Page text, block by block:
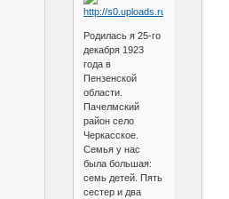
Родилась я 25-го
декабря 1923
года в
Пензенской
области.
Пачелмский
район село
Черкасское.
Семья у нас
была большая:
семь детей. Пять
сестер и два